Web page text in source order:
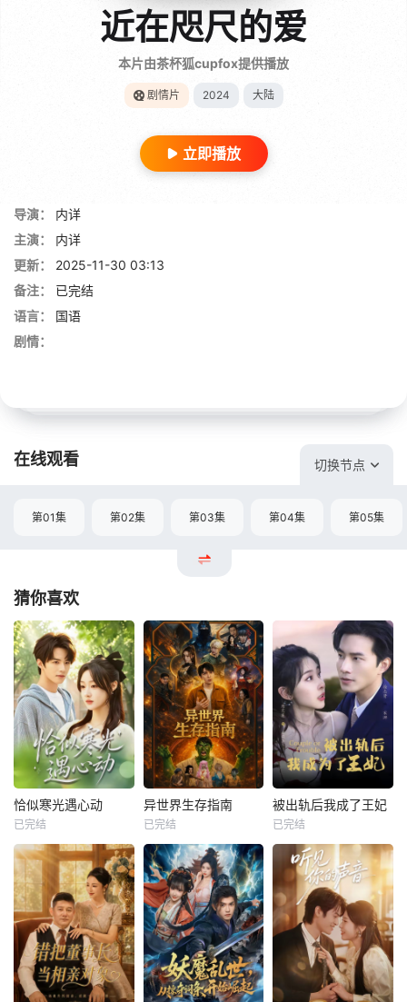
近在咫尺的爱
本片由茶杯狐cupfox提供播放
剧情片 2024 大陆
立即播放
导演：
内详
主演：
内详
更新：
2025-11-30 03:13
备注：
已完结
语言：
国语
剧情：
在线观看 切换节点
第01集 第02集 第03集 第04集 第05集
猜你喜欢
恰似寒光遇心动
已完结
异世界生存指南
已完结
被出轨后我成了王妃
已完结